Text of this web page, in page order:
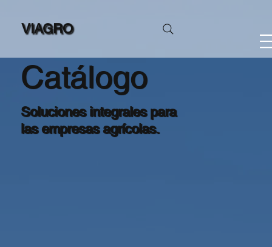
VIAGRO
Catálogo
Soluciones integrales para
las empresas agrícolas.